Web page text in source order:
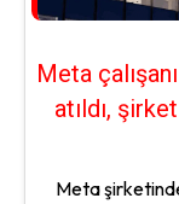
Meta
atıldı,
Meta